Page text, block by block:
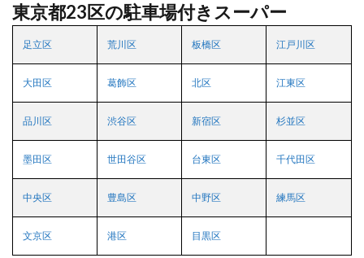
東京都23区の駐車場付きスーパー
足立区 荒川区 板橋区 江戸川区
大田区 葛飾区 北区 江東区
品川区 渋谷区 新宿区 杉並区
墨田区 世田谷区 台東区 千代田区
中央区 豊島区 中野区 練馬区
文京区 港区 目黒区